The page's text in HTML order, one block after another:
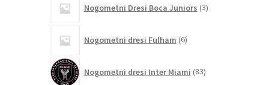
Nogometni Dresi Boca Juniors 3izdelki
Nogometni dresi Fulham 6izdelkov
Nogometni dresi Inter Miami 83izdelkov